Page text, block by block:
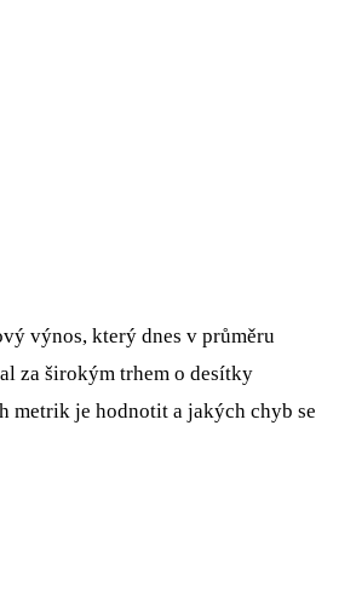
výnos, který dnes v průměru
za širokým trhem o desítky
metrik je hodnotit a jakých chyb se